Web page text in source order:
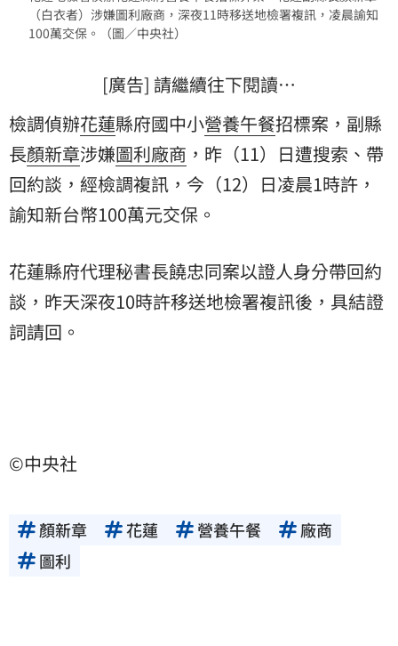
（白衣者）涉嫌圖利廠商，深夜11時移送地檢署複訊，凌晨諭知
100萬交保。（圖／中央社）
[廣告] 請繼續往下閱讀…
檢調偵辦花蓮縣府國中小營養午餐招標案，副縣
長顏新章涉嫌圖利廠商 ，昨（11）日遭搜索、帶
回約談，經檢調複訊，今（12）日凌晨1時許，
諭知新台幣100萬元交保。
花蓮縣府代理秘書長饒忠同案以證人身分帶回約
談，昨天深夜10時許移送地檢署複訊後，具結證
詞請回。
©中央社
顏新章 花蓮 營養午餐
廠商
圖利